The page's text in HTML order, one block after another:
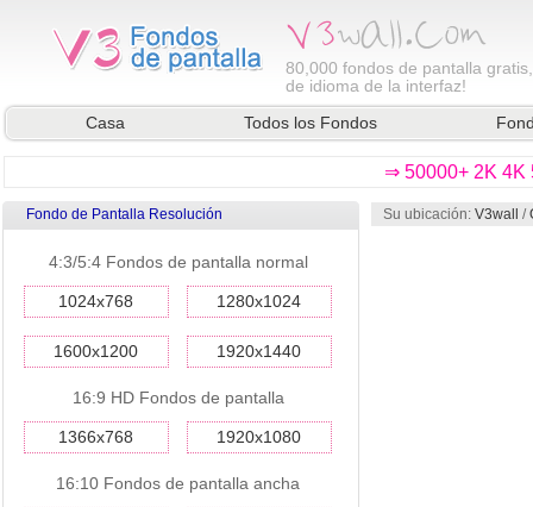
80,000 fondos de pantalla
de idioma de la interfaz!
Casa
Todos los Fondos
⇒ 50000+ 2K 4K
Fondo de Pantalla Resolución
4:3/5:4 Fondos de pantalla normal
1024x768 1280x1024
1600x1200 1920x1440
16:9 HD Fondos de pantalla
1366x768 1920x1080
16:10 Fondos de pantalla ancha
Su ubicación: V3wall /